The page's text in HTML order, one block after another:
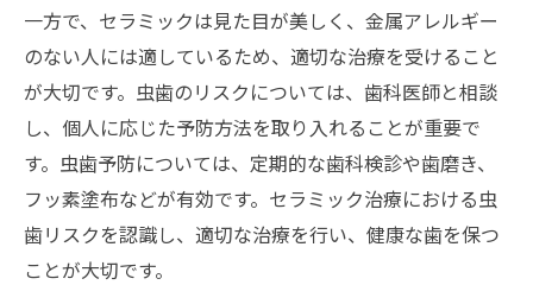
一方で、セラミックは見た目が美しく、金属アレルギー
のない人には適しているため、適切な治療を受けること
が大切です。虫歯のリスクについては、歯科医師と相談
し、個人に応じた予防方法を取り入れることが重要で
す。虫歯予防については、定期的な歯科検診や歯磨き、
フッ素塗布などが有効です。セラミック治療における虫
歯リスクを認識し、適切な治療を行い、健康な歯を保つ
ことが大切です。